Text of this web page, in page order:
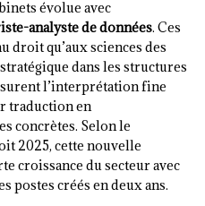
évolue avec
analyste de données. Ces
droit qu’aux sciences des
dans les structures
l’interprétation fine
traduction en
concrètes. Selon le
2025, cette nouvelle
croissance du secteur avec
postes créés en deux ans.